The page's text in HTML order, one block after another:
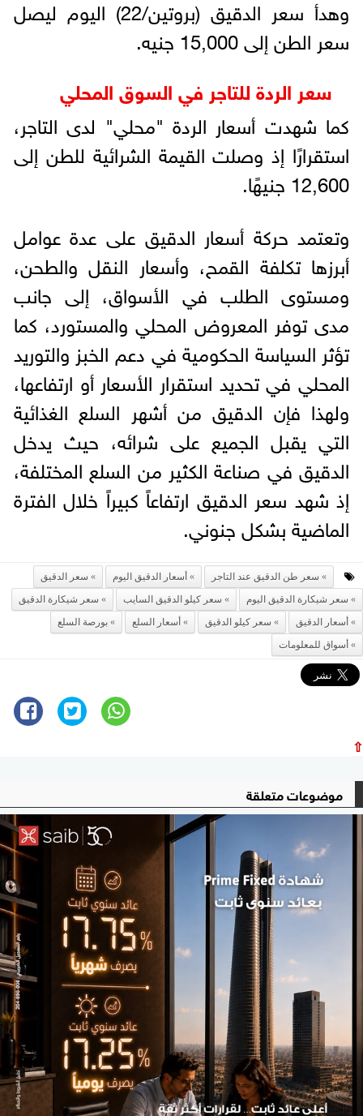
وهدأ سعر الدقيق (بروتين/22) اليوم ليصل
سعر الطن إلى 15,000 جنيه.
سعر الردة للتاجر في السوق المحلي
كما شهدت أسعار الردة "محلي" لدى التاجر،
استقرارًا إذ وصلت القيمة الشرائية للطن إلى
12,600 جنيهًا.
وتعتمد حركة أسعار الدقيق على عدة عوامل
أبرزها تكلفة القمح، وأسعار النقل والطحن،
ومستوى الطلب في الأسواق، إلى جانب
مدى توفر المعروض المحلي والمستورد، كما
تؤثر السياسة الحكومية في دعم الخبز والتوريد
المحلي في تحديد استقرار الأسعار أو ارتفاعها،
ولهذا فإن الدقيق من أشهر السلع الغذائية
التي يقبل الجميع على شرائه، حيث يدخل
الدقيق في صناعة الكثير من السلع المختلفة،
إذ شهد سعر الدقيق ارتفاعاً كبيراً خلال الفترة
الماضية بشكل جنوني.
سعر طن الدقيق عند التاجر أسعار الدقيق اليوم
سعر الدقيق
سعر شيكارة الدقيق اليوم
سعر كيلو الدقيق السايب
سعر شيكارة الدقيق
أسعار الدقيق
سعر كيلو الدقيق أسعار السلع
بورصة السلع
أسواق للمعلومات
⇧
موضوعات متعلقة